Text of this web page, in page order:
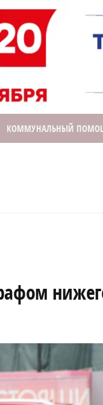
КОММУНАЛЬНЫЙ